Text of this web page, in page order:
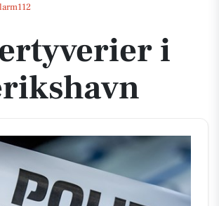
Frederikshavn
i